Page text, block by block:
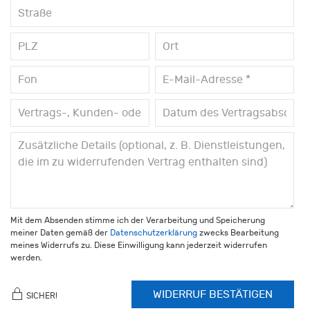
Mit dem Absenden stimme ich der Verarbeitung und Speicherung
meiner Daten gemäß der Datenschutzerklärung zwecks Bearbeitung
meines Widerrufs zu. Diese Einwilligung kann jederzeit widerrufen
werden.
SICHER! WIDERRUF BESTÄTIGEN